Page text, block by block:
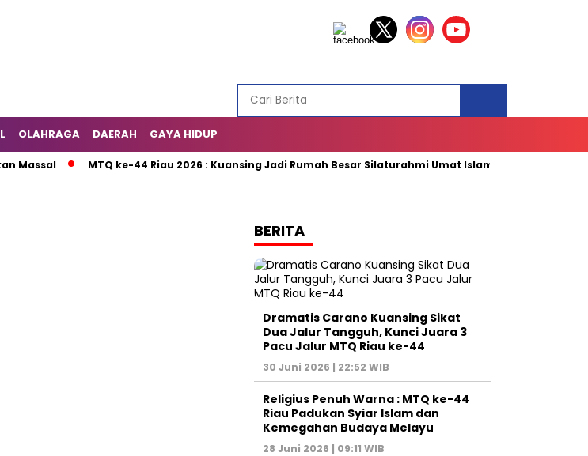
OLAHRAGA DAERAH GAYA HIDUP
MTQ ke-44 Riau 2026 : Kuansing Jadi Rumah Besar Silaturahmi Umat Islam se-Riau
BERITA
Dramatis Carano Kuansing Sikat
Dua Jalur Tangguh, Kunci Juara 3
Pacu Jalur MTQ Riau ke-44
30 Juni 2026 | 22:52 WIB
Religius Penuh Warna : MTQ ke-44
Riau Padukan Syiar Islam dan
Kemegahan Budaya Melayu
28 Juni 2026 | 09:11 WIB